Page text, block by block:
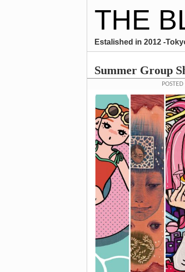
THE
Estalished in 2012 -
Summer Group